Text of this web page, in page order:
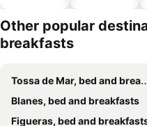
mascotas
Other popular
breakfasts
Tossa de Mar, bed and breakfasts
Blanes, bed and breakfasts
Figueras, bed and